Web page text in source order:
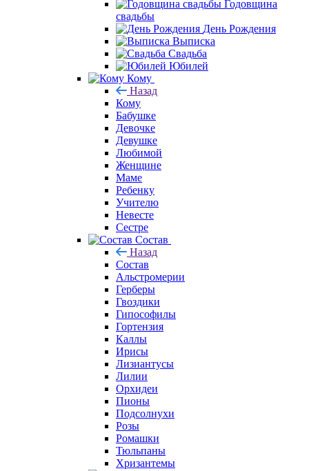
Годовщина
свадьбы
День Рождения
Выписка
Свадьба
Юбилей
Кому
Назад
Кому
Бабушке
Девочке
Девушке
Любимой
Женщине
Маме
Ребенку
Учителю
Невесте
Сестре
Состав
Назад
Состав
Альстромерии
Герберы
Гвоздики
Гипософилы
Гортензия
Каллы
Ирисы
Лизиантусы
Лилии
Орхидеи
Пионы
Подсолнухи
Розы
Ромашки
Тюльпаны
Хризантемы